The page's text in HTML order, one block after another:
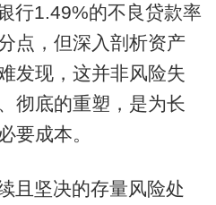
行1.49%的不良贷款率
点，但深入剖析资产
发现，这并非风险失
彻底的重塑，是为长
要成本。
且坚决的存量风险处